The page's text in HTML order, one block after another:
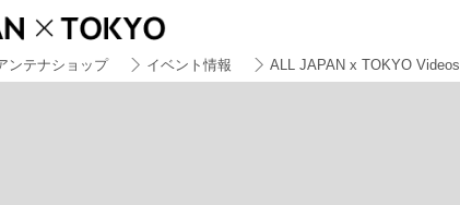
ンテナショップ イベント情報 ALL JAPAN x TOKYO Videos